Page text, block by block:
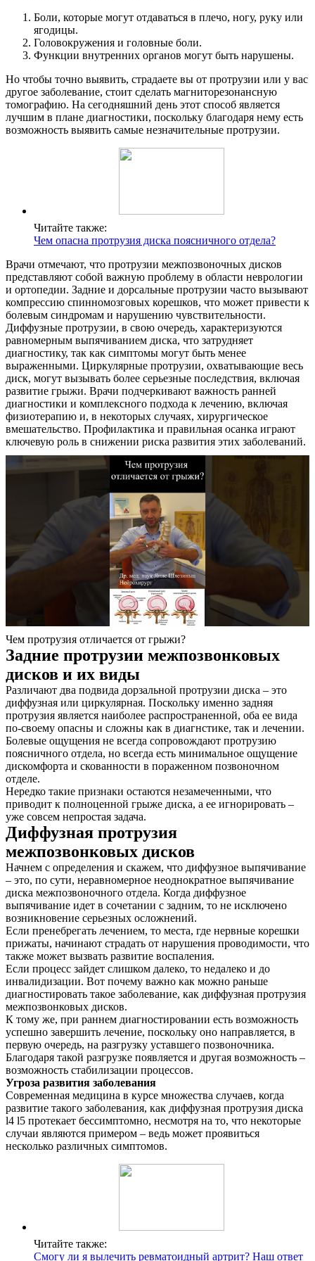
О нас
Услуги
Акции
Отзывы
Статьи
Контакты
Боли, которые могут отдаваться в плечо, ногу, руку или
ягодицы.
Головокружения и головные боли.
Функции внутренних органов могут быть нарушены.
Но чтобы точно выявить, страдаете вы от протрузии или у вас
другое заболевание, стоит сделать магниторезонансную
томографию. На сегодняшний день этот способ является
лучшим в плане диагностики, поскольку благодаря нему есть
возможность выявить самые незначительные протрузии.
Читайте также:
Чем опасна протрузия диска поясничного отдела?
Врачи отмечают, что протрузии межпозвоночных дисков
представляют собой важную проблему в области неврологии
и ортопедии. Задние и дорсальные протрузии часто вызывают
компрессию спинномозговых корешков, что может привести к
болевым синдромам и нарушению чувствительности.
Диффузные протрузии, в свою очередь, характеризуются
равномерным выпячиванием диска, что затрудняет
диагностику, так как симптомы могут быть менее
выраженными. Циркулярные протрузии, охватывающие весь
диск, могут вызывать более серьезные последствия, включая
развитие грыжи. Врачи подчеркивают важность ранней
диагностики и комплексного подхода к лечению, включая
физиотерапию и, в некоторых случаях, хирургическое
вмешательство. Профилактика и правильная осанка играют
ключевую роль в снижении риска развития этих заболеваний.
Чем протрузия отличается от грыжи?
Задние протрузии межпозвонковых
дисков и их виды
Различают два подвида дорзальной протрузии диска – это
диффузная или циркулярная. Поскольку именно задняя
протрузия является наиболее распространенной, оба ее вида
по-своему опасны и сложны как в диагнстике, так и лечении.
Болевые ощущения не всегда сопровождают протрузию
поясничного отдела, но всегда есть минимальное ощущение
дискомфорта и скованности в пораженном позвоночном
отделе.
Нередко такие признаки остаются незамеченными, что
приводит к полноценной грыже диска, а ее игнорировать –
уже совсем непростая задача.
Диффузная протрузия
межпозвонковых дисков
Начнем с определения и скажем, что диффузное выпячивание
– это, по сути, неравномерное неоднократное выпячивание
диска межпозвоночного отдела. Когда диффузное
выпячивание идет в сочетании с задним, то не исключено
возникновение серьезных осложнений.
Если пренебрегать лечением, то места, где нервные корешки
прижаты, начинают страдать от нарушения проводимости, что
также может вызвать развитие воспаления.
Если процесс зайдет слишком далеко, то недалеко и до
инвалидизации. Вот почему важно как можно раньше
диагностировать такое заболевание, как диффузная протрузия
межпозвонковых дисков.
К тому же, при раннем диагностировании есть возможность
успешно завершить лечение, поскольку оно направляется, в
первую очередь, на разгрузку уставшего позвоночника.
Благодаря такой разгрузке появляется и другая возможность –
возможность стабилизации процессов.
Угроза развития заболевания
Современная медицина в курсе множества случаев, когда
развитие такого заболевания, как диффузная протрузия диска
l4 l5 протекает бессимптомно, несмотря на то, что некоторые
случаи являются примером – ведь может проявиться
несколько различных симптомов.
Читайте также:
Смогу ли я вылечить ревматоидный артрит? Наш ответ